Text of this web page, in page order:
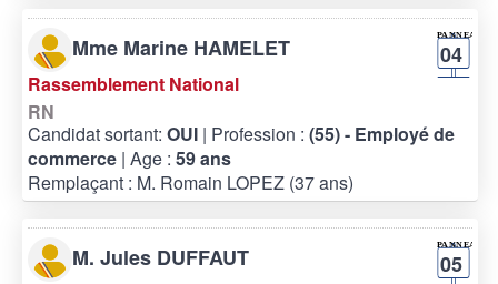
Mme Marine HAMELET 04
Rassemblement National
RN
Candidat sortant: OUI | Profession : (55) - Employé de
commerce | Age : 59 ans
Remplaçant : M. Romain LOPEZ (37 ans)
M. Jules DUFFAUT 05